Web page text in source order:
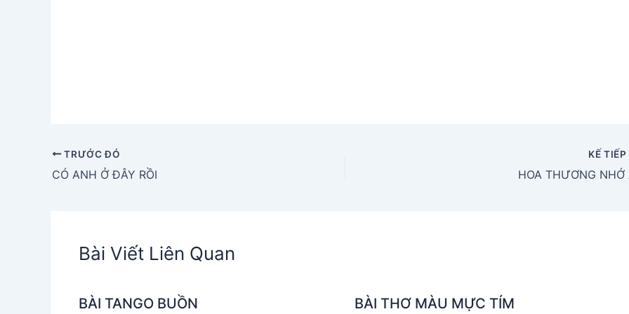
TRƯỚC ĐÓ
CÓ ANH Ở ĐÂY RỒI
KẾ TIẾP
HOA THƯƠNG NHỚ
Bài Viết Liên Quan
BÀI TANGO BUỒN BÀI THƠ MÀU MỰC TÍM